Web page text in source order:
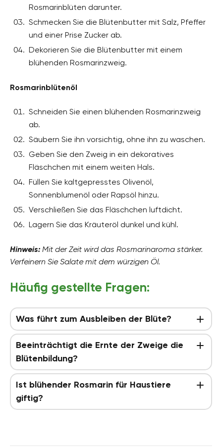
Rosmarinblüten darunter.
Schmecken Sie die Blütenbutter mit Salz, Pfeffer
und einer Prise Zucker ab.
Dekorieren Sie die Blütenbutter mit einem
blühenden Rosmarinzweig.
Rosmarinblütenöl
Schneiden Sie einen blühenden Rosmarinzweig
ab.
Säubern Sie ihn vorsichtig, ohne ihn zu waschen.
Geben Sie den Zweig in ein dekoratives
Fläschchen mit einem weiten Hals.
Füllen Sie kaltgepresstes Olivenöl,
Sonnenblumenöl oder Rapsöl hinzu.
Verschließen Sie das Fläschchen luftdicht.
Lagern Sie das Kräuteröl dunkel und kühl.
Hinweis: Mit der Zeit wird das Rosmarinaroma stärker.
Verfeinern Sie Salate mit dem würzigen Öl.
Häufig gestellte Fragen:
Was führt zum Ausbleiben der Blüte?
Beeinträchtigt die Ernte der Zweige die
Blütenbildung?
Ist blühender Rosmarin für Haustiere
giftig?